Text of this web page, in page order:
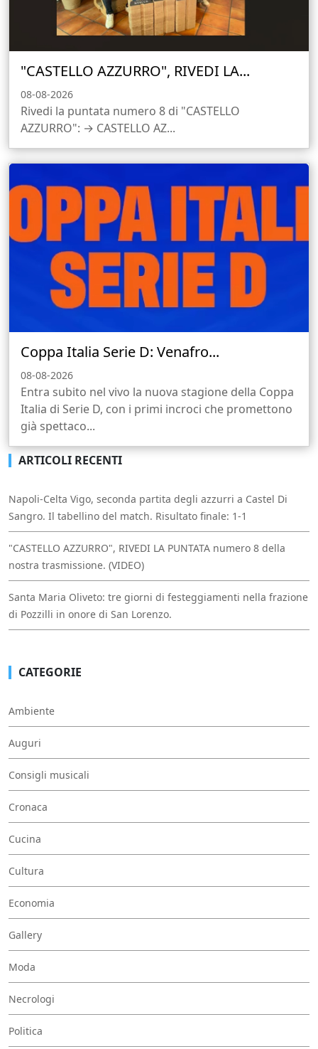
"CASTELLO AZZURRO", RIVEDI LA...
08-08-2026
Rivedi la puntata numero 8 di "CASTELLO
AZZURRO": → CASTELLO AZ...
Coppa Italia Serie D: Venafro...
08-08-2026
Entra subito nel vivo la nuova stagione della Coppa
Italia di Serie D, con i primi incroci che promettono
già spettaco...
ARTICOLI RECENTI
Napoli-Celta Vigo, seconda partita degli azzurri a Castel Di
Sangro. Il tabellino del match. Risultato finale: 1-1
"CASTELLO AZZURRO", RIVEDI LA PUNTATA numero 8 della
nostra trasmissione. (VIDEO)
Santa Maria Oliveto: tre giorni di festeggiamenti nella frazione
di Pozzilli in onore di San Lorenzo.
CATEGORIE
Ambiente
Auguri
Consigli musicali
Cronaca
Cucina
Cultura
Economia
Gallery
Moda
Necrologi
Politica